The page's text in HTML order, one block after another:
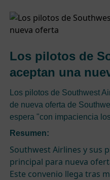
Los pilotos de
aceptan una
Los pilotos de Southwest
de nueva oferta de
espera "con impaciencia
Resumen:
Southwest Airlines y sus
principal para nueva
Este convenio llega tras